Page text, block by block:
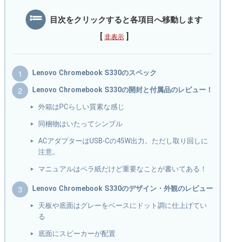
目次をクリックすると各項目へ移動します
[ 非表示 ]
Lenovo Chromebook S330のスペック
Lenovo Chromebook S330の開封と付属品のレビュー！
外箱はPCらしい質素な感じ
同梱物はいたってシンプル
ACアダプターはUSB-Cの45W出力。ただし取り回しに
注意。
マニュアルはペラ紙だけど重要なことが書いてある！
Lenovo Chromebook S330のデザイン・外観のレビュー
天板や底面はグレーをベースにドット調に仕上げてい
る
底面にスピーカーが配置